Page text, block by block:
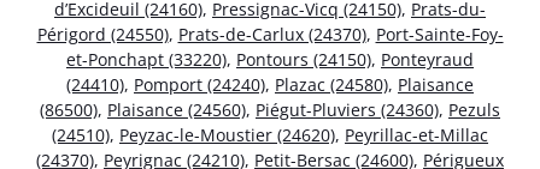
d’Excideuil (24160), Pressignac-Vicq (24150), Prats-du-
Périgord (24550), Prats-de-Carlux (24370), Port-Sainte-Foy-
et-Ponchapt (33220), Pontours (24150), Ponteyraud
(24410), Pomport (24240), Plazac (24580), Plaisance
(86500), Plaisance (24560), Piégut-Pluviers (24360), Pezuls
(24510), Peyzac-le-Moustier (24620), Peyrillac-et-Millac
(24370), Peyrignac (24210), Petit-Bersac (24600), Périgueux